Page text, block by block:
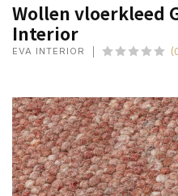
Wollen vloerkleed
Interior
EVA INTERIOR